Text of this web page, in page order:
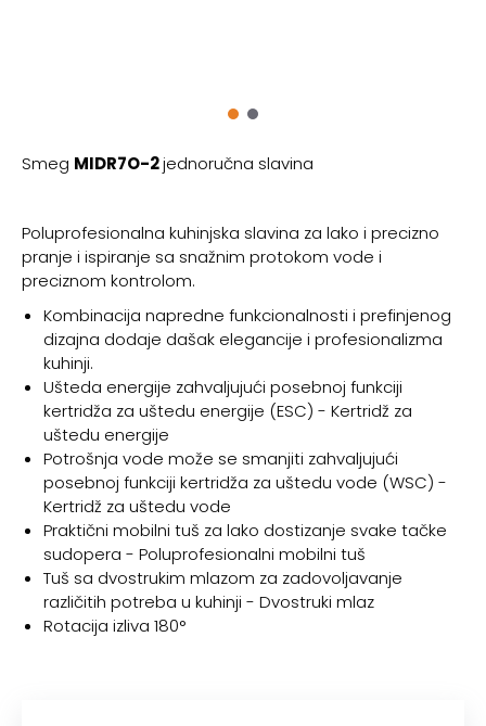
Smeg MIDR7O-2jednoručna slavina
Poluprofesionalna kuhinjska slavina za lako i precizno
pranje i ispiranje sa snažnim protokom vode i
preciznom kontrolom.
Kombinacija napredne funkcionalnosti i prefinjenog
dizajna dodaje dašak elegancije i profesionalizma
kuhinji.
Ušteda energije zahvaljujući posebnoj funkciji
kertridža za uštedu energije (ESC) - Kertridž za
uštedu energije
Potrošnja vode može se smanjiti zahvaljujući
posebnoj funkciji kertridža za uštedu vode (WSC) -
Kertridž za uštedu vode
Praktični mobilni tuš za lako dostizanje svake tačke
sudopera - Poluprofesionalni mobilni tuš
Tuš sa dvostrukim mlazom za zadovoljavanje
različitih potreba u kuhinji - Dvostruki mlaz
Rotacija izliva 180°